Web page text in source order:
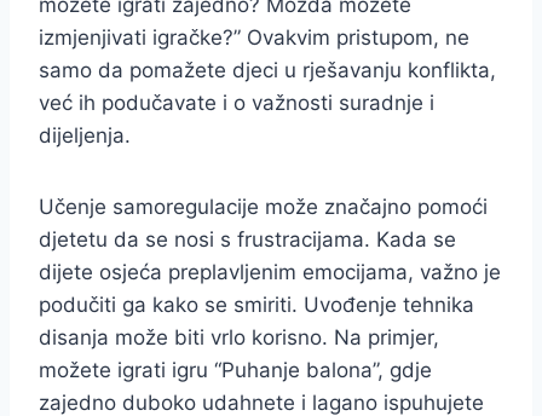
možete igrati zajedno? Možda možete
izmjenjivati igračke?” Ovakvim pristupom, ne
samo da pomažete djeci u rješavanju konflikta,
već ih podučavate i o važnosti suradnje i
dijeljenja.
Učenje samoregulacije može značajno pomoći
djetetu da se nosi s frustracijama. Kada se
dijete osjeća preplavljenim emocijama, važno je
podučiti ga kako se smiriti. Uvođenje tehnika
disanja može biti vrlo korisno. Na primjer,
možete igrati igru “Puhanje balona”, gdje
zajedno duboko udahnete i lagano ispuhujete